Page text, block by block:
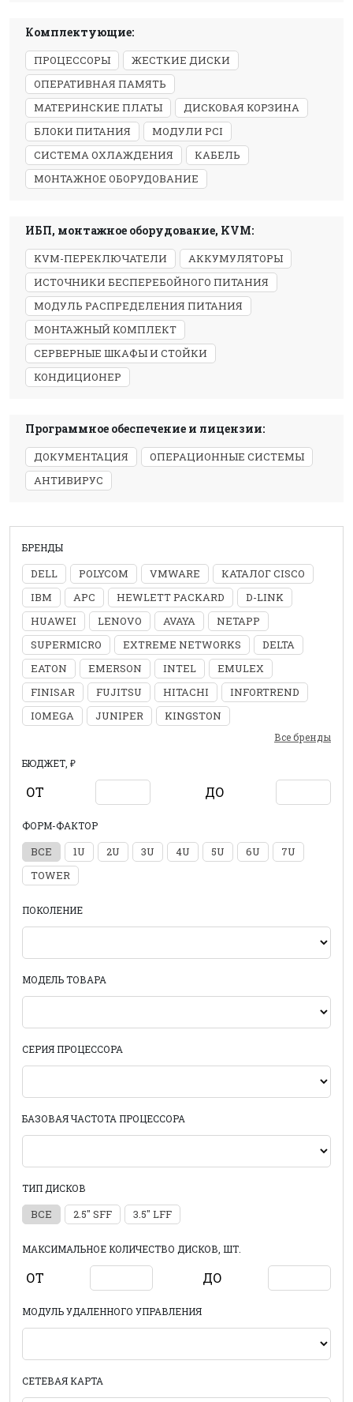
Комплектующие:
ПРОЦЕССОРЫ
ЖЕСТКИЕ ДИСКИ
ОПЕРАТИВНАЯ ПАМЯТЬ
МАТЕРИНСКИЕ ПЛАТЫ
ДИСКОВАЯ КОРЗИНА
БЛОКИ ПИТАНИЯ
МОДУЛИ PCI
СИСТЕМА ОХЛАЖДЕНИЯ
КАБЕЛЬ
МОНТАЖНОЕ ОБОРУДОВАНИЕ
ИБП, монтажное оборудование, KVM:
KVM-ПЕРЕКЛЮЧАТЕЛИ
АККУМУЛЯТОРЫ
ИСТОЧНИКИ БЕСПЕРЕБОЙНОГО ПИТАНИЯ
МОДУЛЬ РАСПРЕДЕЛЕНИЯ ПИТАНИЯ
МОНТАЖНЫЙ КОМПЛЕКТ
СЕРВЕРНЫЕ ШКАФЫ И СТОЙКИ
КОНДИЦИОНЕР
Программное обеспечение и лицензии:
ДОКУМЕНТАЦИЯ
ОПЕРАЦИОННЫЕ СИСТЕМЫ
АНТИВИРУС
БРЕНДЫ
DELL POLYCOM VMWARE
КАТАЛОГ CISCO
IBM
APC HEWLETT PACKARD
D-LINK
HUAWEI
LENOVO AVAYA
NETAPP
SUPERMICRO
EXTREME NETWORKS
DELTA
EATON
EMERSON INTEL
EMULEX
FINISAR
FUJITSU HITACHI
INFORTREND
IOMEGA
JUNIPER KINGSTON
Все бренды
БЮДЖЕТ, ₽
ОТ ДО
ФОРМ-ФАКТОР
ВСЕ 1U 2U 3U 4U 5U 6U
7U
TOWER
ПОКОЛЕНИЕ
МОДЕЛЬ ТОВАРА
СЕРИЯ ПРОЦЕССОРА
БАЗОВАЯ ЧАСТОТА ПРОЦЕССОРА
ТИП ДИСКОВ
ВСЕ 2.5" SFF 3.5" LFF
МАКСИМАЛЬНОЕ КОЛИЧЕСТВО ДИСКОВ, ШТ.
ОТ ДО
МОДУЛЬ УДАЛЕННОГО УПРАВЛЕНИЯ
СЕТЕВАЯ КАРТА